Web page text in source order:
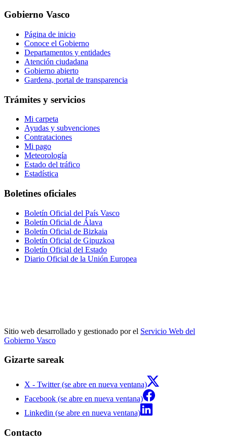
Gobierno Vasco
Página de inicio
Conoce el Gobierno
Departamentos y entidades
Atención ciudadana
Gobierno abierto
Gardena, portal de transparencia
Trámites y servicios
Mi carpeta
Ayudas y subvenciones
Contrataciones
Mi pago
Meteorología
Estado del tráfico
Estadística
Boletines oficiales
Boletín Oficial del País Vasco
Boletín Oficial de Álava
Boletín Oficial de Bizkaia
Boletín Oficial de Gipuzkoa
Boletín Oficial del Estado
Diario Oficial de la Unión Europea
Sitio web desarrollado y gestionado por el Servicio Web del
Gobierno Vasco
Gizarte sareak
X - Twitter (se abre en nueva ventana)
Facebook (se abre en nueva ventana)
Linkedin (se abre en nueva ventana)
Contacto